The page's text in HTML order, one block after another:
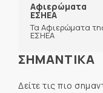
Αφιερώματα
ΕΣΗΕΑ
Τα Αφιερώματα
ΕΣΗΕΑ
ΣΗΜΑΝΤΙΚΑ
Δείτε τις πιο